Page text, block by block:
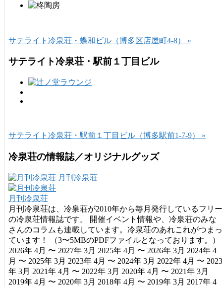
サテライト冷泉荘・蝶和ビル（博多区店屋町4-8） »
サテライト冷泉荘・駅前１丁目ビル
サテライト冷泉荘・駅前１丁目ビル（博多駅前1-7-9） »
冷泉荘の情報誌／オリジナルグッズ
月刊冷泉荘
月刊冷泉荘
月刊冷泉荘は、冷泉荘が2010年から毎月発行しているフリー
の冷泉荘情報誌です。 開催イベント情報や、冷泉荘のみな
さんのコラムも連載しています。冷泉荘のあれこれがつまっ
ています！ （3〜5MBのPDFファイルとなっております。）
2026年 4月 〜 2027年 3月 2025年 4月 〜 2026年 3月 2024年 4
月 〜 2025年 3月 2023年 4月 〜 2024年 3月 2022年 4月 〜 2023
年 3月 2021年 4月 〜 2022年 3月 2020年 4月 〜 2021年 3月
2019年 4月 〜 2020年 3月 2018年 4月 〜 2019年 3月 2017年 4